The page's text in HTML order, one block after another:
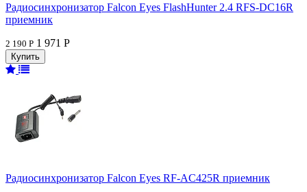
Радиосинхронизатор Falcon Eyes FlashHunter 2.4 RFS-DC16R
приемник
2 190 Р 1 971 Р
Радиосинхронизатор Falcon Eyes RF-AC425R приемник